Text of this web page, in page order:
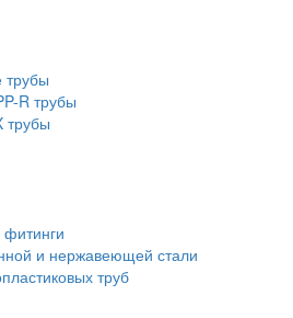
трубы
R трубы
трубы
и нержавеющей стали
труб